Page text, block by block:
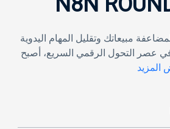
مبيعاتك وتقليل المهام اليدوية
عصر التحول الرقمي السريع، أصبح
المزيد